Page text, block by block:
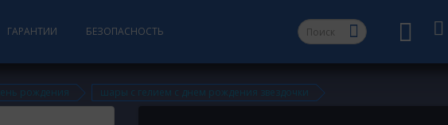
ГАРАНТИИ БЕЗОПАСНОСТЬ
рождения шары с гелием с днем рождения звездочки